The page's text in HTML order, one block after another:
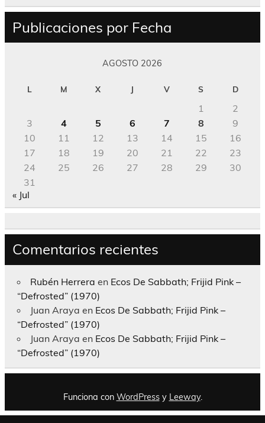
Publicaciones por Fecha
AGOSTO 2026
L M X J V S D
1
2
3
4 5 6 7 8
9
10
11 12 13 14 15
16
17
18 19 20 21 22
23
24
25 26 27 28 29
30
31
« Jul
Comentarios recientes
Rubén Herrera en Ecos De Sabbath; Frijid Pink –
“Defrosted” (1970)
Juan Araya en Ecos De Sabbath; Frijid Pink –
“Defrosted” (1970)
Juan Araya en Ecos De Sabbath; Frijid Pink –
“Defrosted” (1970)
Funciona con WordPressy Leeway.